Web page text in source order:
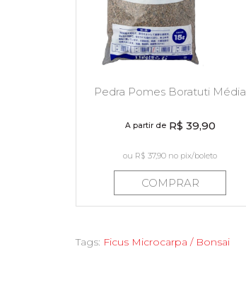
Pedra Pomes Boratuti Média
A partir de R$ 39,90
ou R$ 37,90 no pix/boleto
COMPRAR
Tags: Ficus Microcarpa / Bonsai